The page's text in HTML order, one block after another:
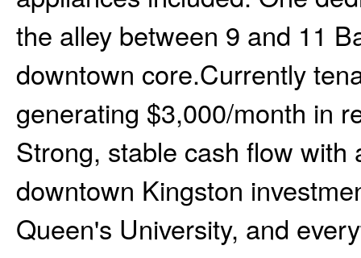
the alley between 9 and 11
downtown core.Currently
generating $3,000/month in
Strong, stable cash flow with
downtown Kingston
Queen's University, and